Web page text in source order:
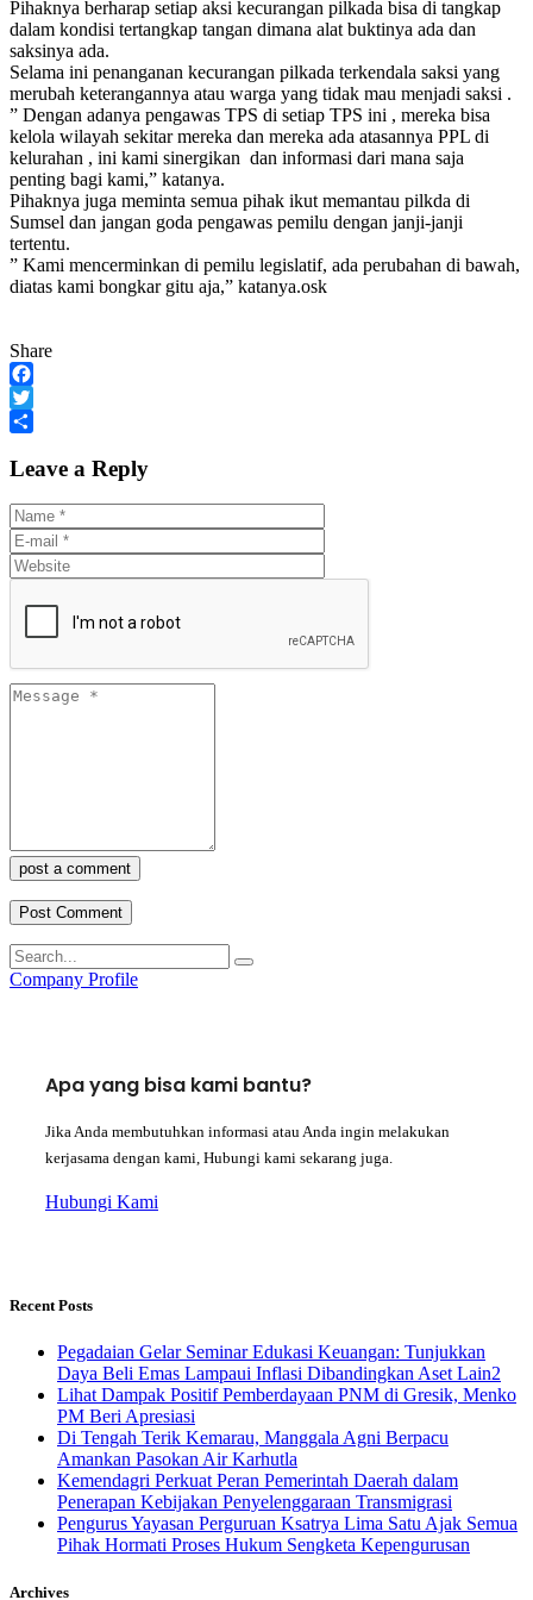
Pihaknya berharap setiap aksi kecurangan pilkada bisa di tangkap
dalam kondisi tertangkap tangan dimana alat buktinya ada dan
saksinya ada.
Selama ini penanganan kecurangan pilkada terkendala saksi yang
merubah keterangannya atau warga yang tidak mau menjadi saksi .
” Dengan adanya pengawas TPS di setiap TPS ini , mereka bisa
kelola wilayah sekitar mereka dan mereka ada atasannya PPL di
kelurahan , ini kami sinergikan dan informasi dari mana saja
penting bagi kami,” katanya.
Pihaknya juga meminta semua pihak ikut memantau pilkda di
Sumsel dan jangan goda pengawas pemilu dengan janji-janji
tertentu.
” Kami mencerminkan di pemilu legislatif, ada perubahan di bawah,
diatas kami bongkar gitu aja,” katanya.osk
Share
Facebook
Twitter
Leave a Reply
post a comment
Company Profile
Apa yang bisa kami bantu?
Jika Anda membutuhkan informasi atau Anda ingin melakukan
kerjasama dengan kami, Hubungi kami sekarang juga.
Hubungi Kami
Recent Posts
Pegadaian Gelar Seminar Edukasi Keuangan: Tunjukkan
Daya Beli Emas Lampaui Inflasi Dibandingkan Aset Lain2
Lihat Dampak Positif Pemberdayaan PNM di Gresik, Menko
PM Beri Apresiasi
​Di Tengah Terik Kemarau, Manggala Agni Berpacu
Amankan Pasokan Air Karhutla
Kemendagri Perkuat Peran Pemerintah Daerah dalam
Penerapan Kebijakan Penyelenggaraan Transmigrasi
Pengurus Yayasan Perguruan Ksatrya Lima Satu Ajak Semua
Pihak Hormati Proses Hukum Sengketa Kepengurusan
Archives